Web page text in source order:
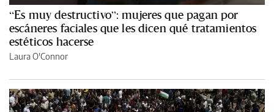
“Es muy destructivo”: mujeres que pagan por
escáneres faciales que les dicen qué tratamientos
estéticos hacerse
Laura O'Connor